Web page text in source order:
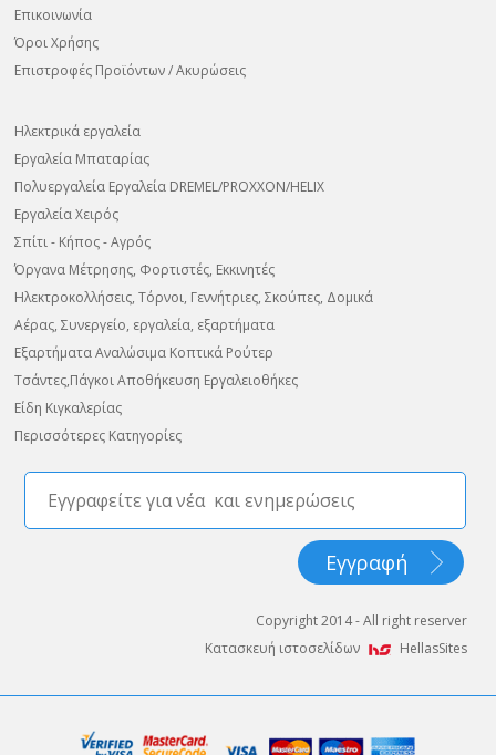
Επικοινωνία
Όροι Χρήσης
Επιστροφές Προϊόντων / Ακυρώσεις
Ηλεκτρικά εργαλεία
Εργαλεία Μπαταρίας
Πολυεργαλεία Εργαλεία DREMEL/PROXXON/HELIX
Εργαλεία Χειρός
Σπίτι - Κήπος - Αγρός
Όργανα Μέτρησης, Φορτιστές, Εκκινητές
Ηλεκτροκολλήσεις, Τόρνοι, Γεννήτριες, Σκούπες, Δομικά
Αέρας, Συνεργείο, εργαλεία, εξαρτήματα
Εξαρτήματα Αναλώσιμα Κοπτικά Ρούτερ
Τσάντες,Πάγκοι Αποθήκευση Εργαλειοθήκες
Είδη Κιγκαλερίας
Περισσότερες Κατηγορίες
Copyright 2014 - All right reserver
Κατασκευή ιστοσελίδων
HellasSites